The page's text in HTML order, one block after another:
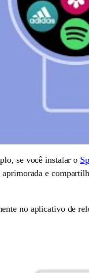
se você instalar o
e
no aplicativo de